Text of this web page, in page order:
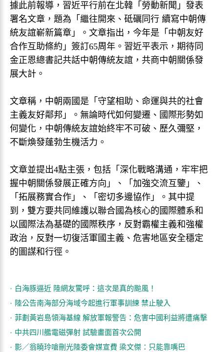
據此前報導，習近平行前在北韓「勞動新聞」發表
署名文章，題為「繼往開來、砥礪同行 續寫中朝傳
統友誼嶄新篇章」。文章指出，今年是「中朝友好
合作互助條約」簽訂65周年。習近平表示，期待同
金正恩總書記共話中朝傳統友誼，共商中朝關係發
展大計。
文章稱，中朝兩國是「守望相助、命運與共的社會
主義友好鄰邦」。無論時代如何變遷、國際形勢如
何變化，中朝傳統友誼始終牢不可破、歷久彌堅，
不斷煥發蓬勃生機活力。
文章並提出4點主張，包括「深化戰略溝通，牢牢把
握中朝關係發展正確方向」、「加強交流互鑒」、
「拓展務實合作」、「密切多邊協作」。其中提
到，雙方要共同維護以聯合國為核心的國際體系和
以國際法為基礎的國際秩序，反對霸權主義和強權
政治，反對一切復活軍國主義、危害地區安全穩定
的圖謀和行徑。
白海豚逼近 陸網友驚呼：這次是真的颱風！
陸公告南海部分海域今起進行軍事訓練 禁止駛入
菲劃黃岩島領海基線 解放軍報警告：危害中國利益將遭痛擊
中共四川艦電磁彈射 試驗畫面首次公開
影／翁曉玲嗆刪光陸委會媒宣費 梁文傑：只能靠嘴巴